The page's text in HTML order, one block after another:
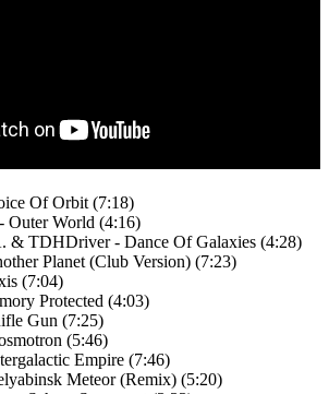
Of Orbit (7:18)
Outer World (4:16)
& TDHDriver - Dance Of Galaxies (4:28)
Planet (Club Version) (7:23)
(7:04)
Protected (4:03)
Gun (7:25)
(5:46)
Empire (7:46)
Meteor (Remix) (5:20)